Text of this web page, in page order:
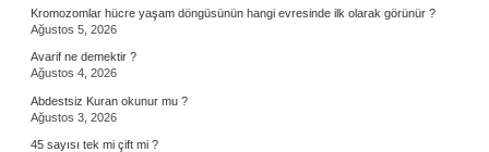
Kromozomlar hücre yaşam döngüsünün hangi evresinde ilk olarak görünür ?
Ağustos 5, 2026
Avarif ne demektir ?
Ağustos 4, 2026
Abdestsiz Kuran okunur mu ?
Ağustos 3, 2026
45 sayısı tek mi çift mi ?